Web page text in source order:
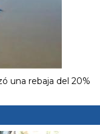
una rebaja del 20%